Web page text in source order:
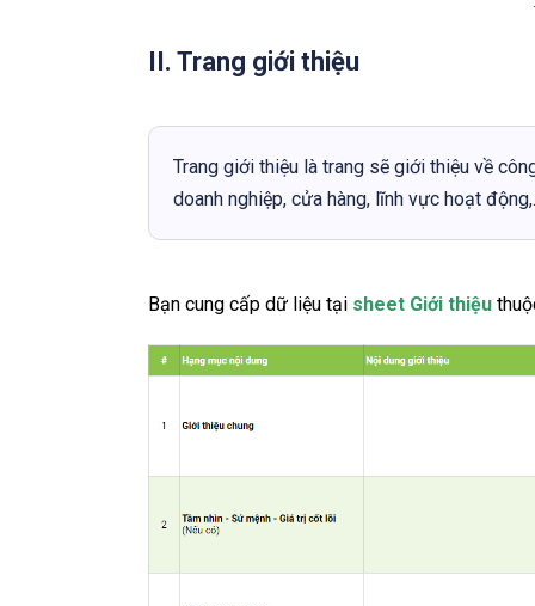
II. Trang giới thiệu
Trang giới thiệu là trang sẽ giới thiệu về
doanh nghiệp, cửa hàng, lĩnh vực hoạt
Bạn cung cấp dữ liệu tại sheet Giới thiệu